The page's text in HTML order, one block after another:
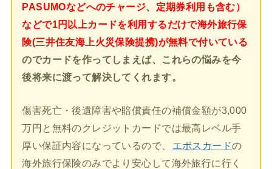
PASUMOなどへのチャージ、定期券利用も含む）
などで1円以上カードを利用するだけで海外旅行保
険(三井住友海上火災保険提携)が無料で付いている
のでカードを作ってしまえば、これらの悩みを今
後将来に渡って解決してくれます。
傷害死亡・後遺障害や賠償責任の補償金額が3,000
万円と無料のクレジットカードでは最高レベル手
厚い保証内容になっているので、
エポスカードの
海外旅行保険のみでより安心して海外旅行に行く